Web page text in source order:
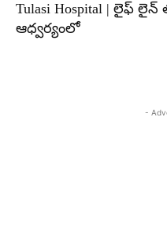
Tulasi Hospital | లైఫ్
ఆధ్వర్యంలో
-